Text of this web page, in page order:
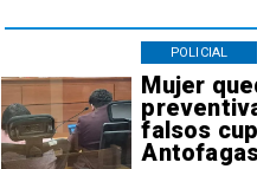
Mujer
falsos
POLICIAL